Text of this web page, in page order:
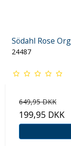
Södahl Rose
24487
649,95 DKK
199,95 DKK